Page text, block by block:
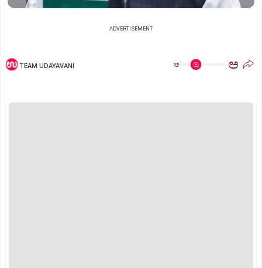
ADVERTISEMENT
TEAM UDAYAVANI ಅ ಅ